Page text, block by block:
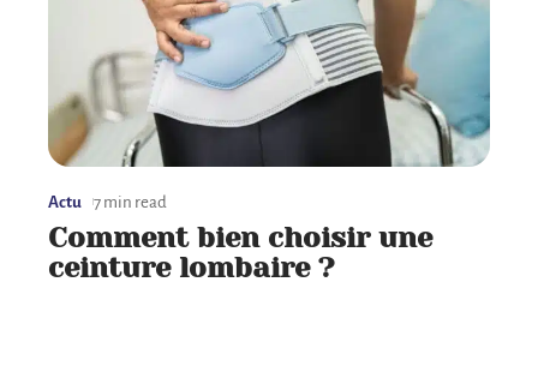
Actu 7 min read
Comment bien choisir une
ceinture lombaire ?